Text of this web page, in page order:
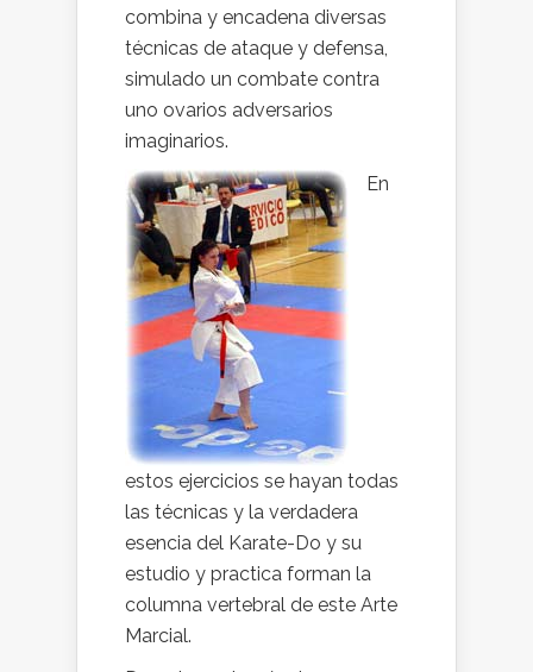
combina y encadena diversas
técnicas de ataque y defensa,
simulado un combate contra
uno ovarios adversarios
imaginarios.
En
estos ejercicios se hayan todas
las técnicas y la verdadera
esencia del Karate-Do y su
estudio y practica forman la
columna vertebral de este Arte
Marcial.